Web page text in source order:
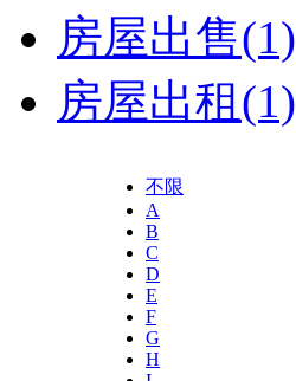
房屋出售(1)
房屋出租(1)
不限
A
B
C
D
E
F
G
H